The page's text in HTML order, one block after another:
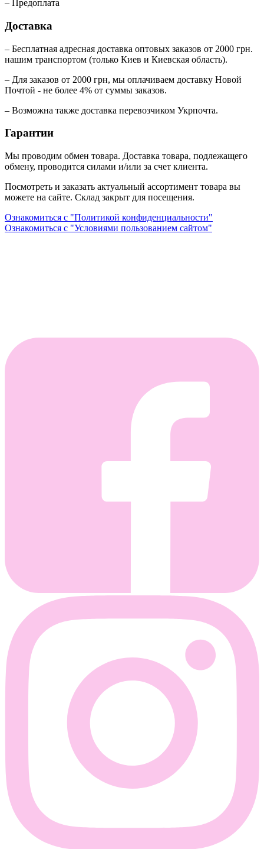
– Предоплата
Доставка
– Бесплатная адресная доставка оптовых заказов от 2000 грн.
нашим транспортом (только Киев и Киевская область).
– Для заказов от 2000 грн, мы оплачиваем доставку Новой
Почтой - не более 4% от суммы заказов.
– Возможна также доставка перевозчиком Укрпочта.
Гарантии
Мы проводим обмен товара. Доставка товара, подлежащего
обмену, проводится силами и/или за счет клиента.
Посмотреть и заказать актуальный ассортимент товара вы
можете на сайте. Склад закрыт для посещения.
Ознакомиться с "Политикой конфиденциальности"
Ознакомиться с "Условиями пользованием сайтом"